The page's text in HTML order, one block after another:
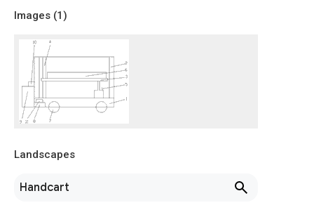
Images (1)
Landscapes
Handcart